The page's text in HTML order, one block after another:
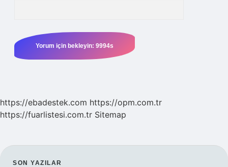
https://ebadestek.com https://opm.com.tr
https://fuarlistesi.com.tr Sitemap
SON YAZILAR